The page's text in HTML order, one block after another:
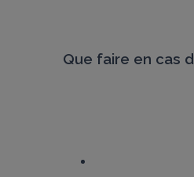
Que faire en cas